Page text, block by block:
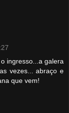
ingresso...a galera
vezes... abraço e
que vem!